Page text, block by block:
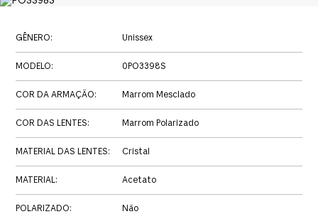
GÊNERO: Unissex
MODELO: 0PO3398S
COR DA ARMAÇÃO: Marrom Mesclado
COR DAS LENTES: Marrom Polarizado
MATERIAL DAS LENTES: Cristal
MATERIAL: Acetato
POLARIZADO: Não